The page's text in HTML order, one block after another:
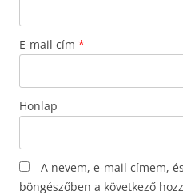
E-mail cím *
Honlap
A nevem, e-mail címem,
böngészőben a következő